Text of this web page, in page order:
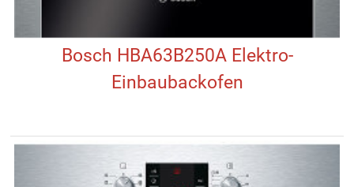
Bosch HBA63B250A Elektro-
Einbaubackofen